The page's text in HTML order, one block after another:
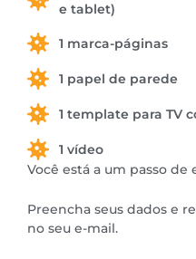
e tablet)
1 marca-páginas
1 papel de parede
1 template para TV
1 vídeo
Você está a um passo de
Preencha seus dados e
no seu e-mail.